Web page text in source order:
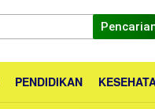
PENDIDIKAN